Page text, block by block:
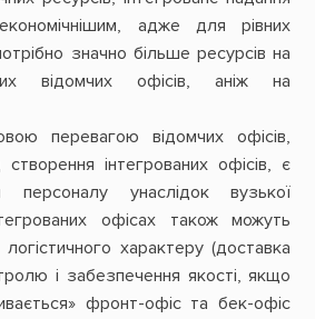
адже для рівних
значно більше ресурсів на
відомчих офісів, аніж на
перевагою відомчих офісів,
інтегрованих офісів, є
персоналу унаслідок вузької
офісах також можуть
характеру (доставка
і забезпечення якості, якщо
фронт-офіс та бек-офіс